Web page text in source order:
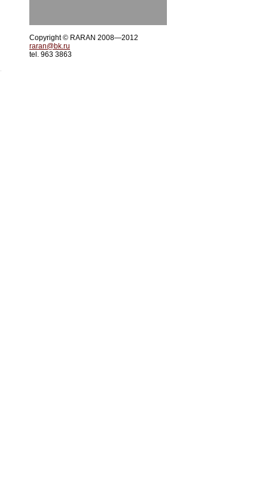
Copyright © RARAN 2008—2012
raran@bk.ru
tel. 963 3863